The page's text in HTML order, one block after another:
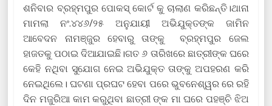
ଶନିବାର ବ୍ରହ୍ମପୁର ପୋକସ୍ କୋର୍ଟ କୁ ଚାଲାଣ କରିଛନ୍ତି।ଥାନା
ମାମଲା ନଂ.୪୪୬/୨୫ ଅନୁଯାୟୀ ଅଭିଯୁକ୍ତଙ୍କ ଜାମିନ
ଆବେଦନ ନାମଞ୍ଜୁର ହେବାରୁ ତାଙ୍କୁ ବ୍ରହ୍ମପୁର ଜେଲ
ହାଜତକୁ ପଠାଇ ଦିଆଯାଇଛି।ଗତ ୬ ତାରିଖରେ ଛାତ୍ରୀଙ୍କ ଘରେ
କେହି ନଥିବା ସୁଯୋଗ ନେଇ ଅଭିଯୁକ୍ତ ତାଙ୍କୁ ଅପହରଣ କରି
ନେଇଥିଲେ। ଘଟଣା ପ୍ରଘଟ ହେବା ପରେ ଭୁବନେଶ୍ୱର ରେ ରହି
ଦିନ ମଜୁରିଆ କାମ କରୁଥିବା ଛାତ୍ରୀ ଙ୍କ ମା ଘରେ ପହଞ୍ଚି ଝିଅ